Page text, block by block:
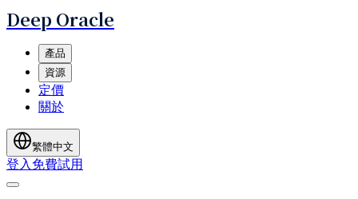
Deep Oracle
產品
資源
定價
關於
繁體中文
登入 免費試用